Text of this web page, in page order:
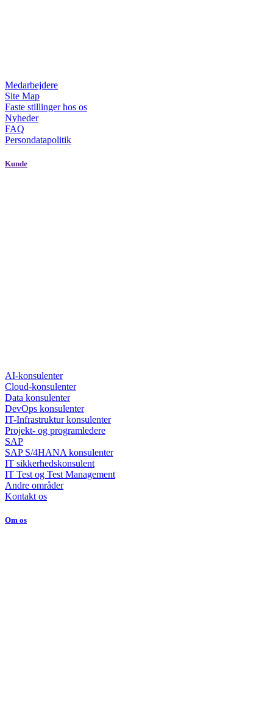
Medarbejdere
Site Map
Faste stillinger hos os
Nyheder
FAQ
Persondatapolitik
Kunde
AI-konsulenter
Cloud-konsulenter
Data konsulenter
DevOps konsulenter
IT-Infrastruktur konsulenter
Projekt- og programledere
SAP
SAP S/4HANA konsulenter
IT sikkerhedskonsulent
IT Test og Test Management
Andre områder
Kontakt os
Om os